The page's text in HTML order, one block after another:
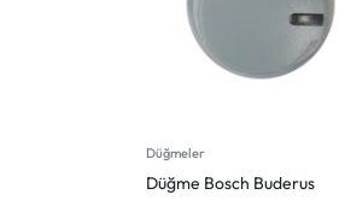
Düğmeler
Düğme Bosch Buderus